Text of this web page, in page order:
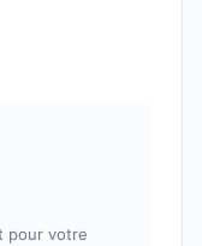
pour votre